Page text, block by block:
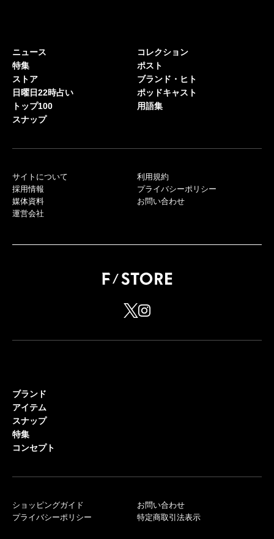
ニュース
特集
ストア
日曜日22時占い
トップ100
スナップ
コレクション
ポスト
ブランド・ヒト
ポッドキャスト
用語集
サイトについて
採用情報
媒体資料
運営会社
利用規約
プライバシーポリシー
お問い合わせ
ブランド
アイテム
スナップ
特集
コンセプト
ショッピングガイド
プライバシーポリシー
お問い合わせ
特定商取引法表示